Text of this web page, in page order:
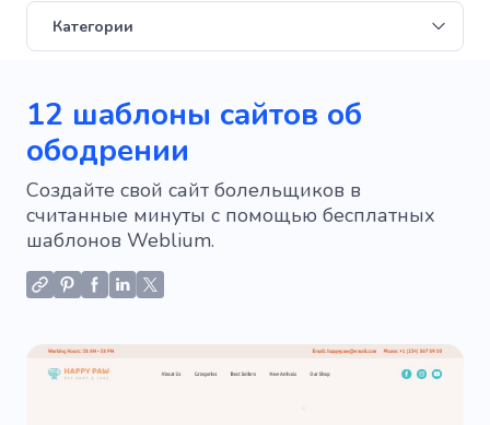
Категории
12 шаблоны сайтов об
ободрении
Создайте свой сайт болельщиков в
считанные минуты с помощью бесплатных
шаблонов Weblium.